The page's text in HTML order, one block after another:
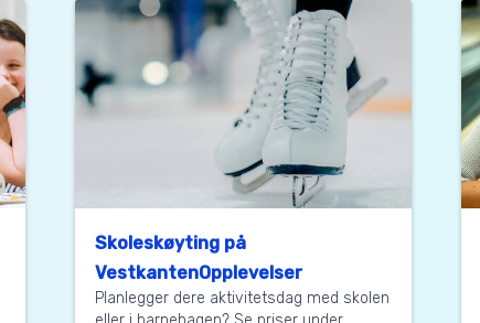
Skoleskøyting på
VestkantenOpplevelser
Planlegger dere aktivitetsdag med skolen